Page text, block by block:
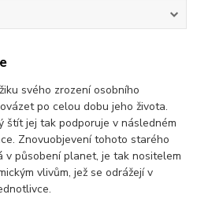
svého zrození osobního
po celou dobu jeho života.
štít jej tak podporuje v následném
Znovuobjevení tohoto starého
v působení planet, je tak nositelem
vlivům, jež se odrážejí v